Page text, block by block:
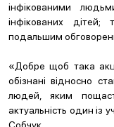
інфікованими
інфікованих дітей;
подальшим
«Добре щоб така
обізнані відносно
людей, яким
актуальність один із